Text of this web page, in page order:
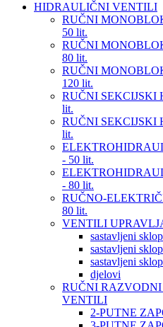
HIDRAULIČNI VENTILI
RUČNI
50 lit.
RUČNI
80 lit.
RUČNI
120 lit.
RUČNI
lit.
RUČNI SEKCIJSKI
lit.
- 50 lit.
- 80 lit.
RUČNO-
80 lit.
VENTILI
sastavljeni
sastavljeni
sastavljeni
djelovi
RUČNI
VENTILI
2-PUTNE